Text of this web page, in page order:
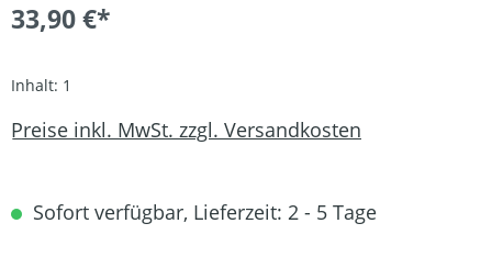
33,90 €*
Inhalt: 1
Preise inkl. MwSt. zzgl. Versandkosten
Sofort verfügbar, Lieferzeit: 2 - 5 Tage